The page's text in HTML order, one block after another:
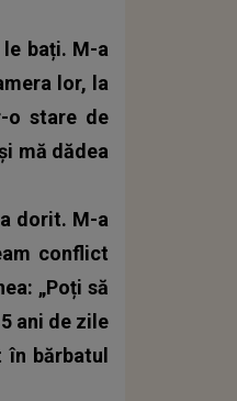
bați. M-a
lor, la
o stare de
mă dădea
dorit. M-a
conflict
„Poți să
ani de zile
în bărbatul